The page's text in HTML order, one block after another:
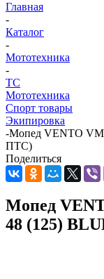
Главная
-
Каталог
-
Мототехника
-
ТС
Мототехника
Спорт товары
Экипировка
-Мопед VENTO
ПТС)
Поделиться
Мопед
48 (125)